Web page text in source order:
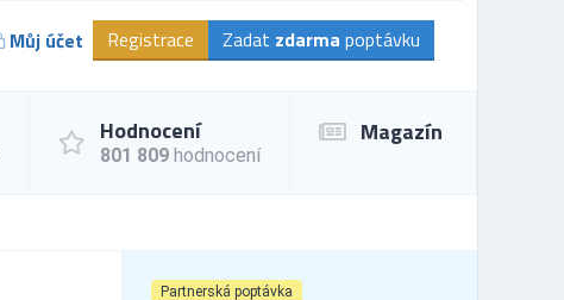
Můj účet Registrace Zadat zdarma poptávku
Hodnocení
801 809 hodnocení
Magazín
Partnerská poptávka